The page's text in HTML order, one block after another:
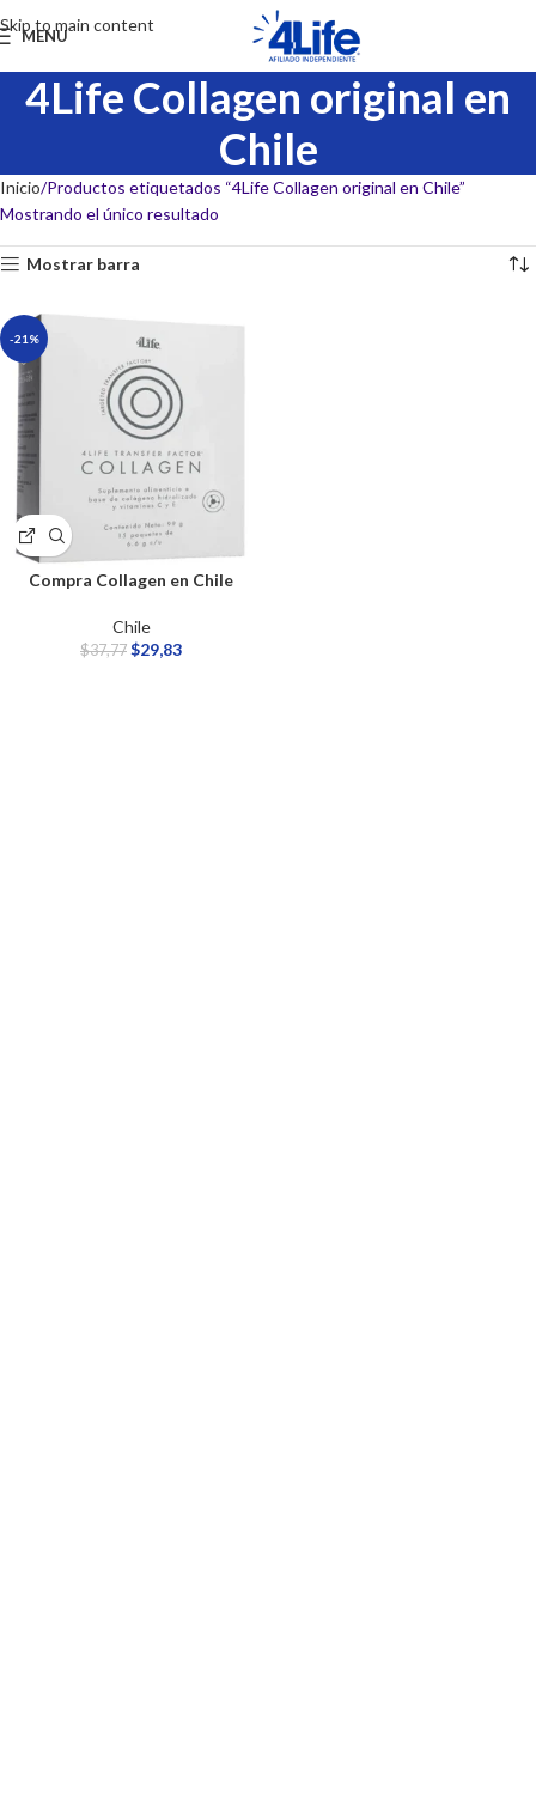
Skip to main content
MENU
4Life Collagen original en
Chile
Inicio Productos etiquetados “4Life Collagen original en Chile”
Mostrando el único resultado
Mostrar barra
-21%
Compra Collagen en Chile
Chile
$37,77 $29,83